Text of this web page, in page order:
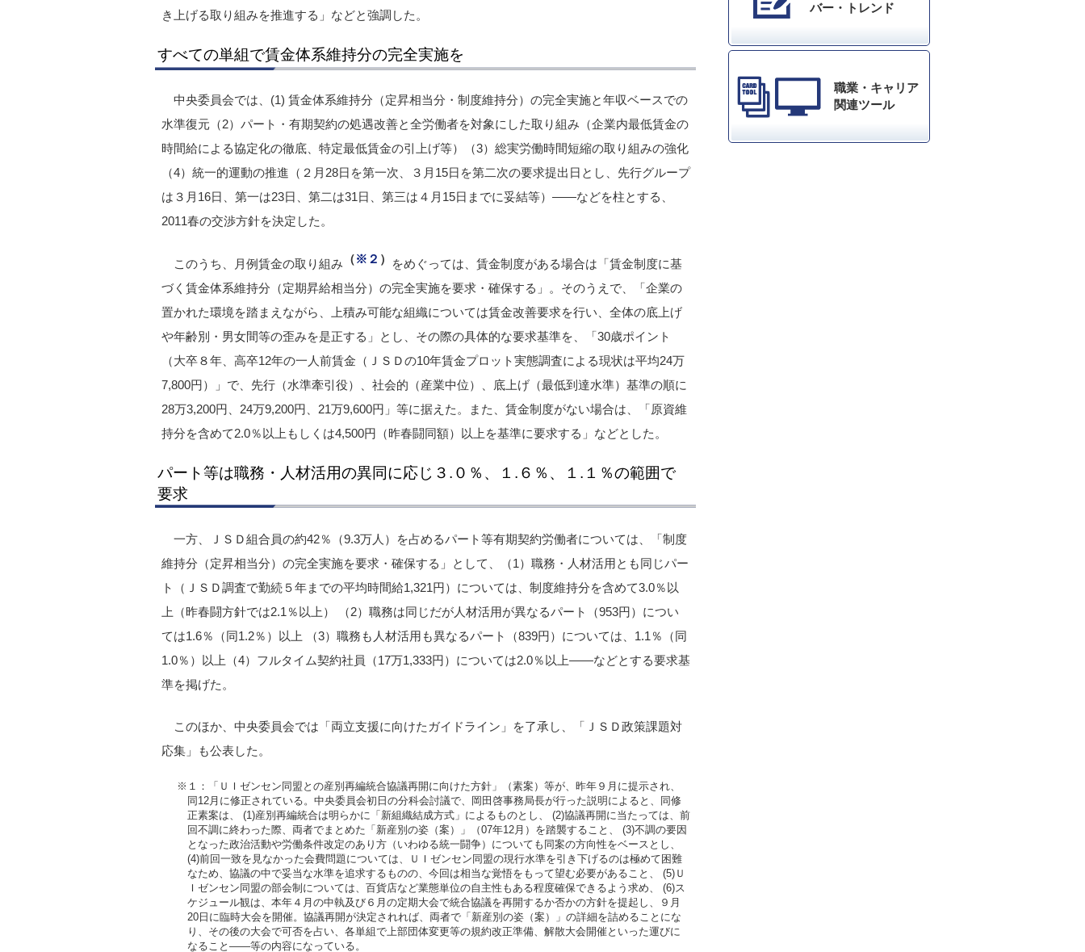
き上げる取り組みを推進する」などと強調した。
すべての単組で賃金体系維持分の完全実施を
中央委員会では、(1) 賃金体系維持分（定昇相当分・制度維持分）の完全実施と年収ベースでの
水準復元（2）パート・有期契約の処遇改善と全労働者を対象にした取り組み（企業内最低賃金の
時間給による協定化の徹底、特定最低賃金の引上げ等）（3）総実労働時間短縮の取り組みの強化
（4）統一的運動の推進（２月28日を第一次、３月15日を第二次の要求提出日とし、先行グループ
は３月16日、第一は23日、第二は31日、第三は４月15日までに妥結等）――などを柱とする、
2011春の交渉方針を決定した。
このうち、月例賃金の取り組み （※２ ）
をめぐっては、賃金制度がある場合は「賃金制度に基
づく賃金体系維持分（定期昇給相当分）の完全実施を要求・確保する」。そのうえで、「企業の
置かれた環境を踏まえながら、上積み可能な組織については賃金改善要求を行い、全体の底上げ
や年齢別・男女間等の歪みを是正する」とし、その際の具体的な要求基準を、「30歳ポイント
（大卒８年、高卒12年の一人前賃金（ＪＳＤの10年賃金プロット実態調査による現状は平均24万
7,800円）」で、先行（水準牽引役）、社会的（産業中位）、底上げ（最低到達水準）基準の順に
28万3,200円、24万9,200円、21万9,600円」等に据えた。また、賃金制度がない場合は、「原資維
持分を含めて2.0％以上もしくは4,500円（昨春闘同額）以上を基準に要求する」などとした。
パート等は職務・人材活用の異同に応じ３.０％、１.６％、１.１％の範囲で
要求
一方、ＪＳＤ組合員の約42％（9.3万人）を占めるパート等有期契約労働者については、「制度
維持分（定昇相当分）の完全実施を要求・確保する」として、（1）職務・人材活用とも同じパー
ト（ＪＳＤ調査で勤続５年までの平均時間給1,321円）については、制度維持分を含めて3.0％以
上（昨春闘方針では2.1％以上） （2）職務は同じだが人材活用が異なるパート（953円）につい
ては1.6％（同1.2％）以上 （3）職務も人材活用も異なるパート（839円）については、1.1％（同
1.0％）以上（4）フルタイム契約社員（17万1,333円）については2.0％以上――などとする要求基
準を掲げた。
このほか、中央委員会では「両立支援に向けたガイドライン」を了承し、「ＪＳＤ政策課題対
応集」も公表した。
※１：「ＵＩゼンセン同盟との産別再編統合協議再開に向けた方針」（素案）等が、昨年９月に提示され、
同12月に修正されている。中央委員会初日の分科会討議で、岡田啓事務局長が行った説明によると、同修
正素案は、 (1)産別再編統合は明らかに「新組織結成方式」によるものとし、 (2)協議再開に当たっては、前
回不調に終わった際、両者でまとめた「新産別の姿（案）」（07年12月）を踏襲すること、 (3)不調の要因
となった政治活動や労働条件改定のあり方（いわゆる統一闘争）についても同案の方向性をベースとし、
(4)前回一致を見なかった会費問題については、ＵＩゼンセン同盟の現行水準を引き下げるのは極めて困難
なため、協議の中で妥当な水準を追求するものの、今回は相当な覚悟をもって望む必要があること、 (5)Ｕ
Ｉゼンセン同盟の部会制については、百貨店など業態単位の自主性もある程度確保できるよう求め、 (6)ス
ケジュール観は、本年４月の中執及び６月の定期大会で統合協議を再開するか否かの方針を提起し、９月
20日に臨時大会を開催。協議再開が決定されれば、両者で「新産別の姿（案）」の詳細を詰めることにな
り、その後の大会で可否を占い、各単組で上部団体変更等の規約改正準備、解散大会開催といった運びに
なること――等の内容になっている。
バー・トレンド
職業・キャリア
関連ツール